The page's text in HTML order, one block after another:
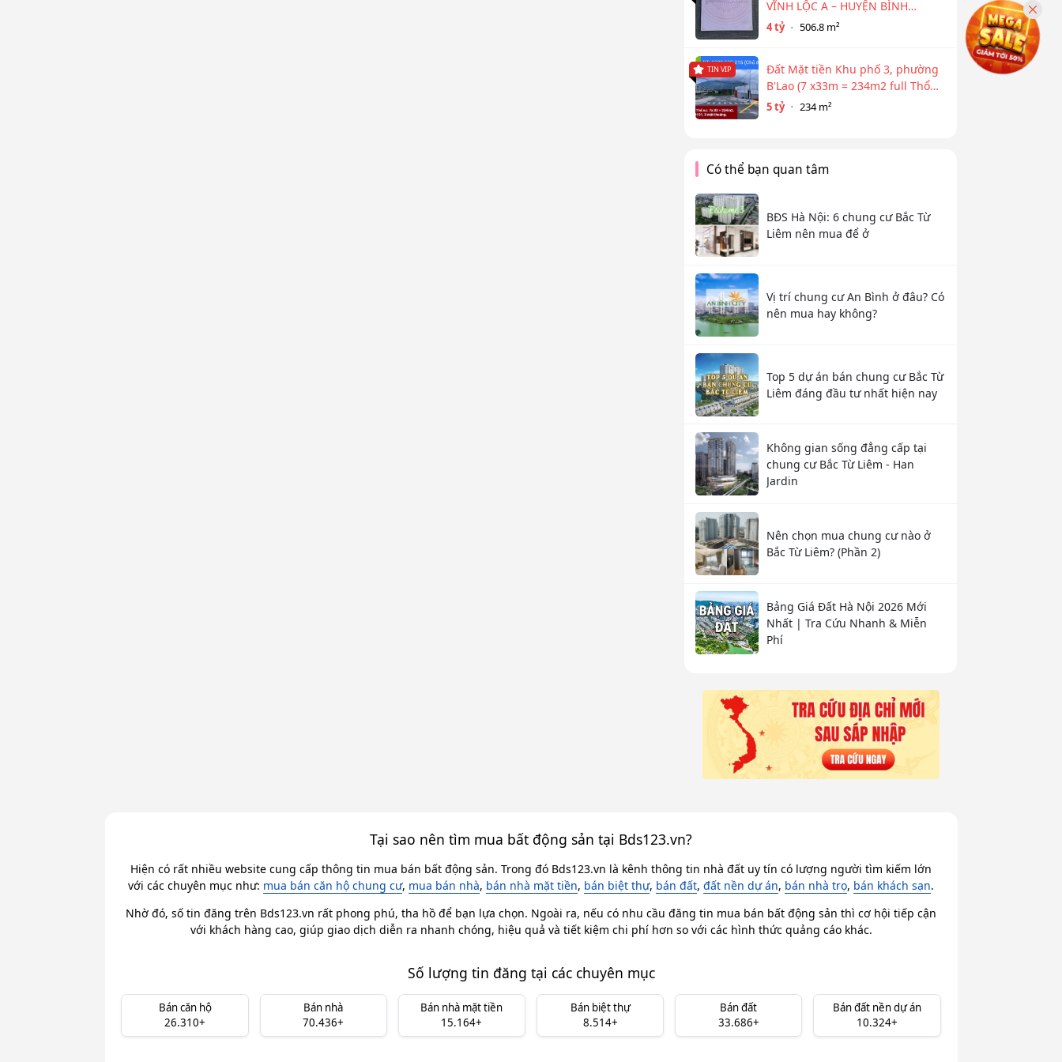
VĨNH LỘC A – HUYỆN BÌNH
CHÁNH
4 tỷ 506.8 m²
TIN VIP
Đất Mặt tiền Khu phố 3, phường
B'Lao (7 x33m = 234m2 full Thổ
cư)
5 tỷ 234 m²
Có thể bạn quan tâm
BĐS Hà Nội: 6 chung cư Bắc Từ
Liêm nên mua để ở
Vị trí chung cư An Bình ở đâu? Có
nên mua hay không?
Top 5 dự án bán chung cư Bắc Từ
Liêm đáng đầu tư nhất hiện nay
Không gian sống đẳng cấp tại
chung cư Bắc Từ Liêm - Han
Jardin
Nên chọn mua chung cư nào ở
Bắc Từ Liêm? (Phần 2)
Bảng Giá Đất Hà Nội 2026 Mới
Nhất | Tra Cứu Nhanh & Miễn
Phí
Tại sao nên tìm mua bất động sản tại Bds123.vn?
Hiện có rất nhiều website cung cấp thông tin mua bán bất động sản. Trong đó Bds123.vn là kênh thông tin nhà đất uy tín có lượng người tìm kiếm lớn
với các chuyên mục như: mua bán căn hộ chung cư, mua bán nhà, bán nhà mặt tiền, bán biệt thự, bán đất, đất nền dự án, bán nhà trọ, bán khách sạn.
Nhờ đó, số tin đăng trên Bds123.vn rất phong phú, tha hồ để bạn lựa chọn. Ngoài ra, nếu có nhu cầu đăng tin mua bán bất động sản thì cơ hội tiếp cận
với khách hàng cao, giúp giao dịch diễn ra nhanh chóng, hiệu quả và tiết kiệm chi phí hơn so với các hình thức quảng cáo khác.
Số lượng tin đăng tại các chuyên mục
Bán căn hộ
26.310+
Bán nhà
70.436+
Bán nhà mặt tiền
15.164+
Bán biệt thự
8.514+
Bán đất
33.686+
Bán đất nền dự án
10.324+